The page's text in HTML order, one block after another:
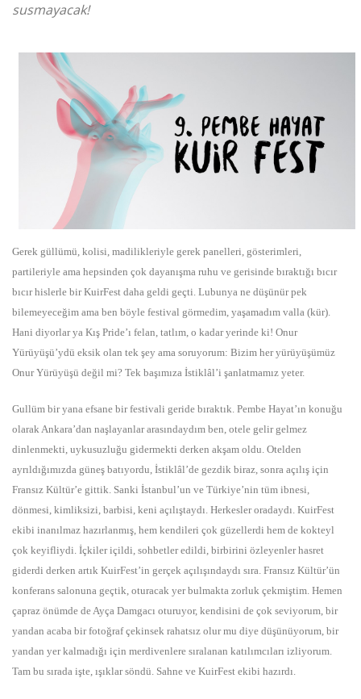
susmayacak!
Gerek güllümü, kolisi, madilikleriyle gerek panelleri, gösterimleri,
partileriyle ama hepsinden çok dayanışma ruhu ve gerisinde bıraktığı bıcır
bıcır hislerle bir KuirFest daha geldi geçti. Lubunya ne düşünür pek
bilemeyeceğim ama ben böyle festival görmedim, yaşamadım valla (kür).
Hani diyorlar ya Kış Pride’ı felan, tatlım, o kadar yerinde ki! Onur
Yürüyüşü’ydü eksik olan tek şey ama soruyorum: Bizim her yürüyüşümüz
Onur Yürüyüşü değil mi? Tek başımıza İstiklâl’i şanlatmamız yeter.
Gullüm bir yana efsane bir festivali geride bıraktık. Pembe Hayat’ın konuğu
olarak Ankara’dan naşlayanlar arasındaydım ben, otele gelir gelmez
dinlenmekti, uykusuzluğu gidermekti derken akşam oldu. Otelden
ayrıldığımızda güneş batıyordu, İstiklâl’de gezdik biraz, sonra açılış için
Fransız Kültür’e gittik. Sanki İstanbul’un ve Türkiye’nin tüm ibnesi,
dönmesi, kimliksizi, barbisi, keni açılıştaydı. Herkesler oradaydı. KuirFest
ekibi inanılmaz hazırlanmış, hem kendileri çok güzellerdi hem de kokteyl
çok keyifliydi. İçkiler içildi, sohbetler edildi, birbirini özleyenler hasret
giderdi derken artık KuirFest’in gerçek açılışındaydı sıra. Fransız Kültür’ün
konferans salonuna geçtik, oturacak yer bulmakta zorluk çekmiştim. Hemen
çapraz önümde de Ayça Damgacı oturuyor, kendisini de çok seviyorum, bir
yandan acaba bir fotoğraf çekinsek rahatsız olur mu diye düşünüyorum, bir
yandan yer kalmadığı için merdivenlere sıralanan katılımcıları izliyorum.
Tam bu sırada işte, ışıklar söndü. Sahne ve KuirFest ekibi hazırdı.